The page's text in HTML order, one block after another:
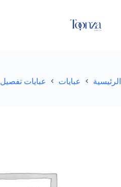
الرئيسية عبايات عبايات تفصيل